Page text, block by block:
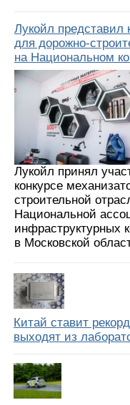
Лукойл представил
для дорожно-
на Национальном
Лукойл принял
конкурсе
строительной
Национальной
инфраструктурных
в Московской
Китай ставит
выходят из